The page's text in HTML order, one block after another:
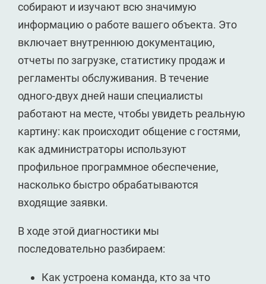
собирают и изучают всю значимую
информацию о работе вашего объекта. Это
включает внутреннюю документацию,
отчеты по загрузке, статистику продаж и
регламенты обслуживания. В течение
одного-двух дней наши специалисты
работают на месте, чтобы увидеть реальную
картину: как происходит общение с гостями,
как администраторы используют
профильное программное обеспечение,
насколько быстро обрабатываются
входящие заявки.
В ходе этой диагностики мы
последовательно разбираем:
Как устроена команда, кто за что